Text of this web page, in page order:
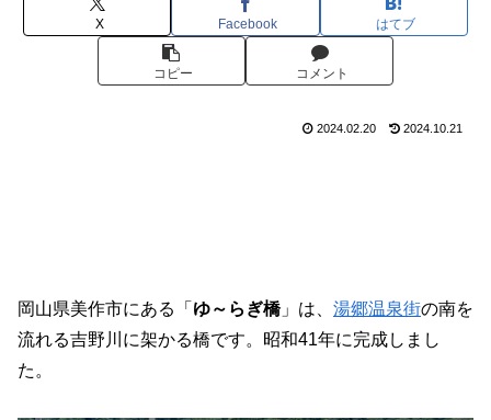
X Facebook はてブ
コピー コメント
2024.02.20 2024.10.21
岡山県美作市にある「 ゆ～らぎ橋」は、 湯郷温泉街の南を
流れる吉野川に架かる橋です。昭和41年に完成しまし
た。